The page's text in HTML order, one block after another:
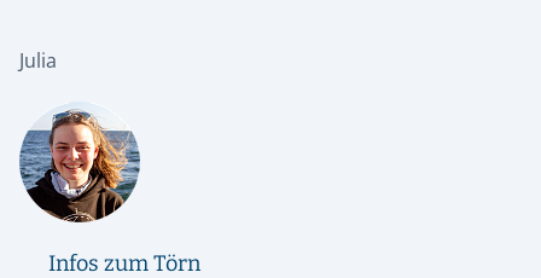
Julia
Infos zum Törn